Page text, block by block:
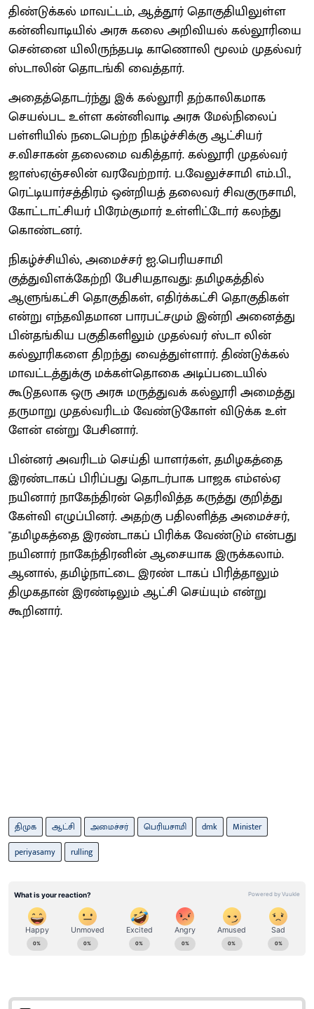
திண்டுக்கல் மாவட்டம், ஆத்தூர் தொகுதியிலுள்ள
கன்னிவாடியில் அரசு கலை அறிவியல் கல்லூரியை
சென்னை யிலிருந்தபடி காணொலி மூலம் முதல்வர்
ஸ்டாலின் தொடங்கி வைத்தார்.
அதைத்தொடர்ந்து இக் கல்லூரி தற்காலிகமாக
செயல்பட உள்ள கன்னிவாடி அரசு மேல்நிலைப்
பள்ளியில் நடைபெற்ற நிகழ்ச்சிக்கு ஆட்சியர்
ச.விசாகன் தலைமை வகித்தார். கல்லூரி முதல்வர்
ஜாஸ்ஏஞ்சலின் வரவேற்றார். ப.வேலுச்சாமி எம்.பி.,
ரெட்டியார்சத்திரம் ஒன்றியத் தலைவர் சிவகுருசாமி,
கோட்டாட்சியர் பிரேம்குமார் உள்ளிட்டோர் கலந்து
கொண்டனர்.
நிகழ்ச்சியில், அமைச்சர் ஐ.பெரியசாமி
குத்துவிளக்கேற்றி பேசியதாவது: தமிழகத்தில்
ஆளுங்கட்சி தொகுதிகள், எதிர்க்கட்சி தொகுதிகள்
என்று எந்தவிதமான பாரபட்சமும் இன்றி அனைத்து
பின்தங்கிய பகுதிகளிலும் முதல்வர் ஸ்டா லின்
கல்லூரிகளை திறந்து வைத்துள்ளார். திண்டுக்கல்
மாவட்டத்துக்கு மக்கள்தொகை அடிப்படையில்
கூடுதலாக ஒரு அரசு மருத்துவக் கல்லூரி அமைத்து
தருமாறு முதல்வரிடம் வேண்டுகோள் விடுக்க உள்
ளேன் என்று பேசினார்.
பின்னர் அவரிடம் செய்தி யாளர்கள், தமிழகத்தை
இரண்டாகப் பிரிப்பது தொடர்பாக பாஜக எம்எல்ஏ
நயினார் நாகேந்திரன் தெரிவித்த கருத்து குறித்து
கேள்வி எழுப்பினர். அதற்கு பதிலளித்த அமைச்சர்,
"தமிழகத்தை இரண்டாகப் பிரிக்க வேண்டும் என்பது
நயினார் நாகேந்திரனின் ஆசையாக இருக்கலாம்.
ஆனால், தமிழ்நாட்டை இரண் டாகப் பிரித்தாலும்
திமுகதான் இரண்டிலும் ஆட்சி செய்யும் என்று
கூறினார்.
திமுக ஆட்சி அமைச்சர் பெரியசாமி dmk
Minister
periyasamy
rulling